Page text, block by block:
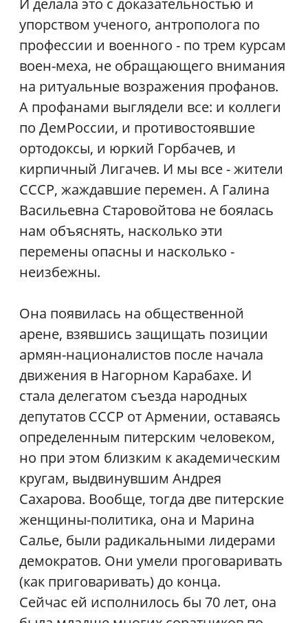
И делала это с доказательностью и
упорством ученого, антрополога по
профессии и военного - по трем курсам
воен-меха, не обращающего внимания
на ритуальные возражения профанов.
А профанами выглядели все: и коллеги
по ДемРоссии, и противостоявшие
ортодоксы, и юркий Горбачев, и
кирпичный Лигачев. И мы все - жители
СССР, жаждавшие перемен. А Галина
Васильевна Старовойтова не боялась
нам объяснять, насколько эти
перемены опасны и насколько -
неизбежны.
Она появилась на общественной
арене, взявшись защищать позиции
армян-националистов после начала
движения в Нагорном Карабахе. И
стала делегатом съезда народных
депутатов СССР от Армении, оставаясь
определенным питерским человеком,
но при этом близким к академическим
кругам, выдвинувшим Андрея
Сахарова. Вообще, тогда две питерские
женщины-политика, она и Марина
Салье, были радикальными лидерами
демократов. Они умели проговаривать
(как приговаривать) до конца.
Сейчас ей исполнилось бы 70 лет, она